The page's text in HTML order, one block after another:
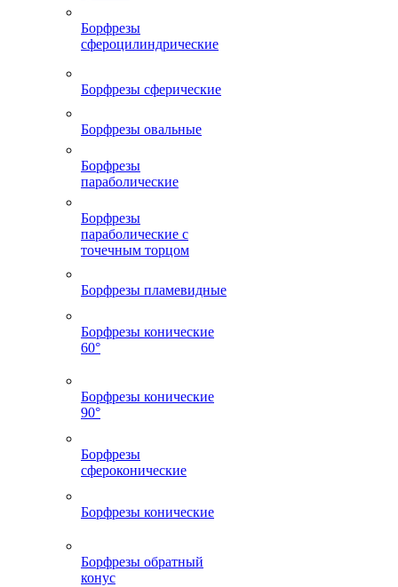
Борфрезы
сфероцилиндрические
Борфрезы сферические
Борфрезы овальные
Борфрезы
параболические
Борфрезы
параболические с
точечным торцом
Борфрезы пламевидные
Борфрезы конические
60°
Борфрезы конические
90°
Борфрезы
сфероконические
Борфрезы конические
Борфрезы обратный
конус